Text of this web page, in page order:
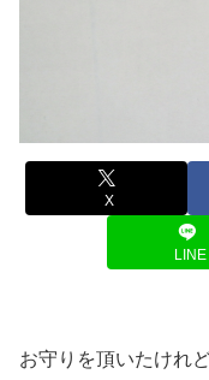
X
LINE
お守りを頂いたけれ